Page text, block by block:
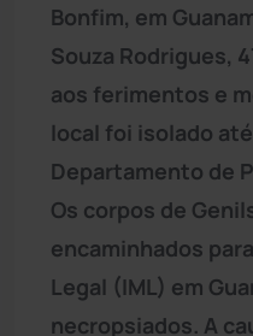
Bonfim, em
Souza Rodrigues,
aos ferimentos e
local foi isolado
Departamento de
Os corpos de
encaminhados
Legal (IML) em
necropsiados. A